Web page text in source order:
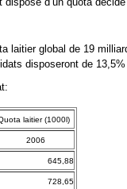
laitier global de 19
disposeront de
laitier (1000l)
2006
645,88
728,65